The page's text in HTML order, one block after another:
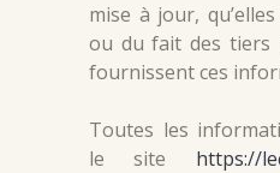
mise à jour,
ou du fait des tiers
fournissent ces
Toutes les
le site https://